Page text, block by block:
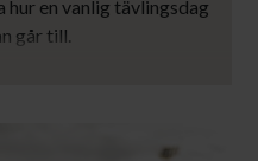
hur en vanlig tävlingsdag
går till.